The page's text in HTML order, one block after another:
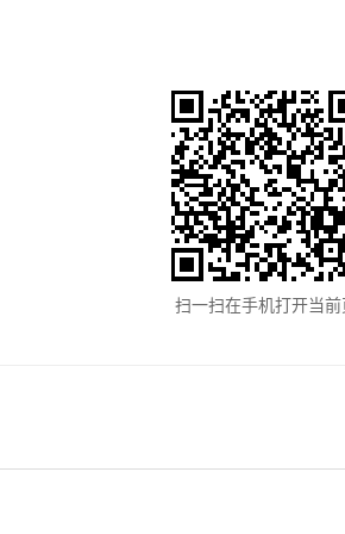
扫一扫在手机打开当前